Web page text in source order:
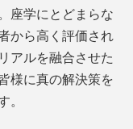
座学にとどまらな
から高く評価され
アルを融合させた
様に真の解決策を
。